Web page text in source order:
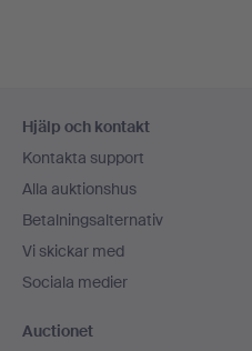
Hjälp och kontakt
Kontakta support
Alla auktionshus
Betalningsalternativ
Vi skickar med
Sociala medier
Auctionet